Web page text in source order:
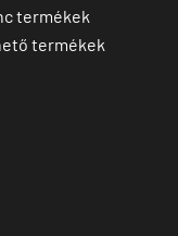
termékek
termékek